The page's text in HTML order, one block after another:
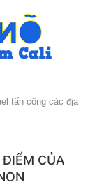
tấn công các địa
ĐIỂM CỦA